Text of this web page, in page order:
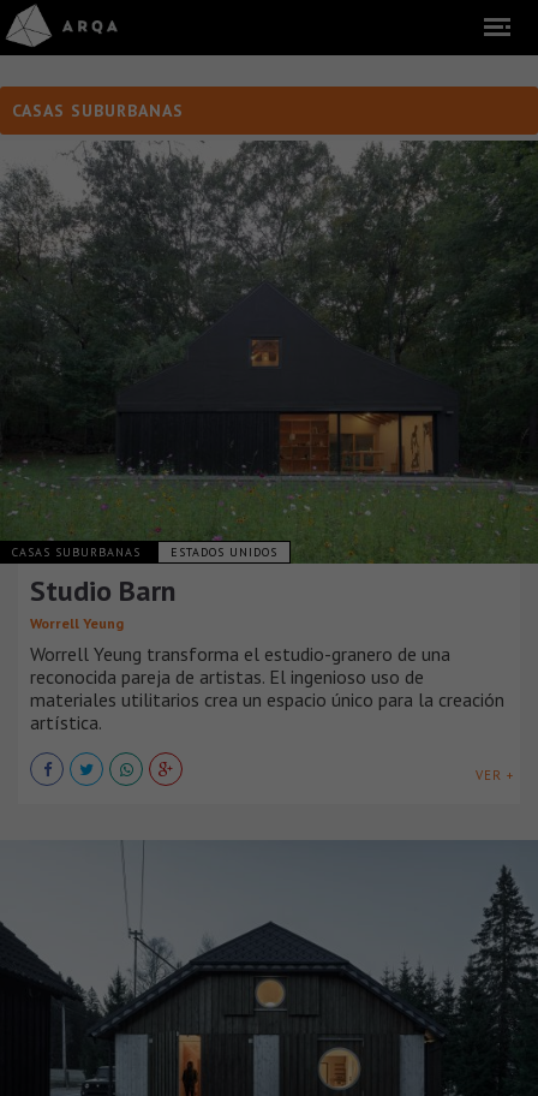
CASAS SUBURBANAS
CASAS SUBURBANAS ESTADOS UNIDOS
Studio Barn
Worrell Yeung
Worrell Yeung transforma el estudio-granero de una
reconocida pareja de artistas. El ingenioso uso de
materiales utilitarios crea un espacio único para la creación
artística.
VER +